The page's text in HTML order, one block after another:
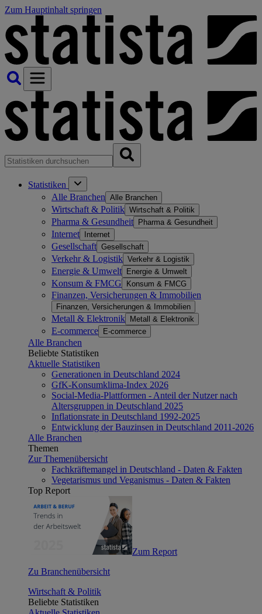
Zum Hauptinhalt springen
Statistiken
Alle Branchen Alle Branchen
Wirtschaft & Politik Wirtschaft & Politik
Pharma & Gesundheit Pharma & Gesundheit
Internet Internet
Gesellschaft Gesellschaft
Verkehr & Logistik Verkehr & Logistik
Energie & Umwelt Energie & Umwelt
Konsum & FMCG Konsum & FMCG
Finanzen, Versicherungen & Immobilien
Finanzen, Versicherungen & Immobilien
Metall & Elektronik Metall & Elektronik
E-commerce E-commerce
Alle Branchen
Beliebte Statistiken
Aktuelle Statistiken
Generationen in Deutschland 2024
GfK-Konsumklima-Index 2026
Social-Media-Plattformen - Anteil der Nutzer nach
Altersgruppen in Deutschland 2025
Inflationsrate in Deutschland 1992-2025
Entwicklung der Bauzinsen in Deutschland 2011-2026
Alle Branchen
Themen
Zur Themenübersicht
Fachkräftemangel in Deutschland - Daten & Fakten
Vegetarismus und Veganismus - Daten & Fakten
Top Report
Zum Report
Zu Branchenübersicht
Wirtschaft & Politik
Beliebte Statistiken